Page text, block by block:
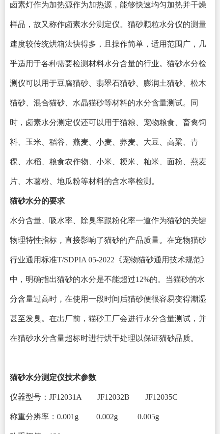
卤素灯作为加热源作为加热源，能够快速均匀加热并干燥
样品，故又称作卤素水分测定仪。猫砂颗粒水分仪的测量
速度较传统烘箱法快得多，且操作简单，适用范围广，几
乎适用于各种需要检测材料水分含量的行业。猫砂水分检
测仪可以用于豆腐猫砂、翡翠石猫砂、膨润土猫砂、松木
猫砂、混合猫砂、水晶猫砂等材料的水分含量测试。同
时，卤素水分测定仪还可以用于猫粮、宠物粮食、畜禽饲
料、玉米、稻谷、燕麦、小麦、荞麦、大豆、高粱、青
稞、水稻、粮食农作物、小米、粳米、籼米、面粉、燕麦
片、木薯粉、地瓜粉等材料的含水率检测。
猫砂水分的要求
水分含量、吸水率、除臭率跟粉化率一道作为猫砂的关键
物理特性指标，直接影响了猫砂的产品质量。在宠物猫砂
行业通用标准T/SDPIA 05-2022《宠物猫砂通用技术规范》
中，明确指出猫砂的水分是不能超过12%的。当猫砂的水
分含量过高时，在使用一段时间后猫砂便很容易变得潮湿
甚至发臭。在出厂前，猫砂工厂会进行水分含量测试，并
在猫砂水分含量超标时进行烘干处理以保证猫砂品质。
猫砂水分测定仪技术参数
仪器型号： JF12031A JF12032B JF12035C
称重分辨率： 0.001g 0.002g 0.005g